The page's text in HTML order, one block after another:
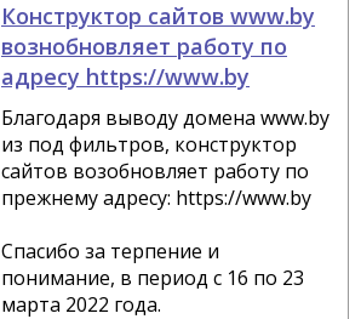
Конструктор сайтов www.by
вознобновляет работу по
адресу https://www.by
Благодаря выводу домена www.by
из под фильтров, конструктор
сайтов возобновляет работу по
прежнему адресу: https://www.by
Спасибо за терпение и
понимание, в период с 16 по 23
марта 2022 года.